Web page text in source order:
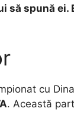
spună ei.
cu
. Această